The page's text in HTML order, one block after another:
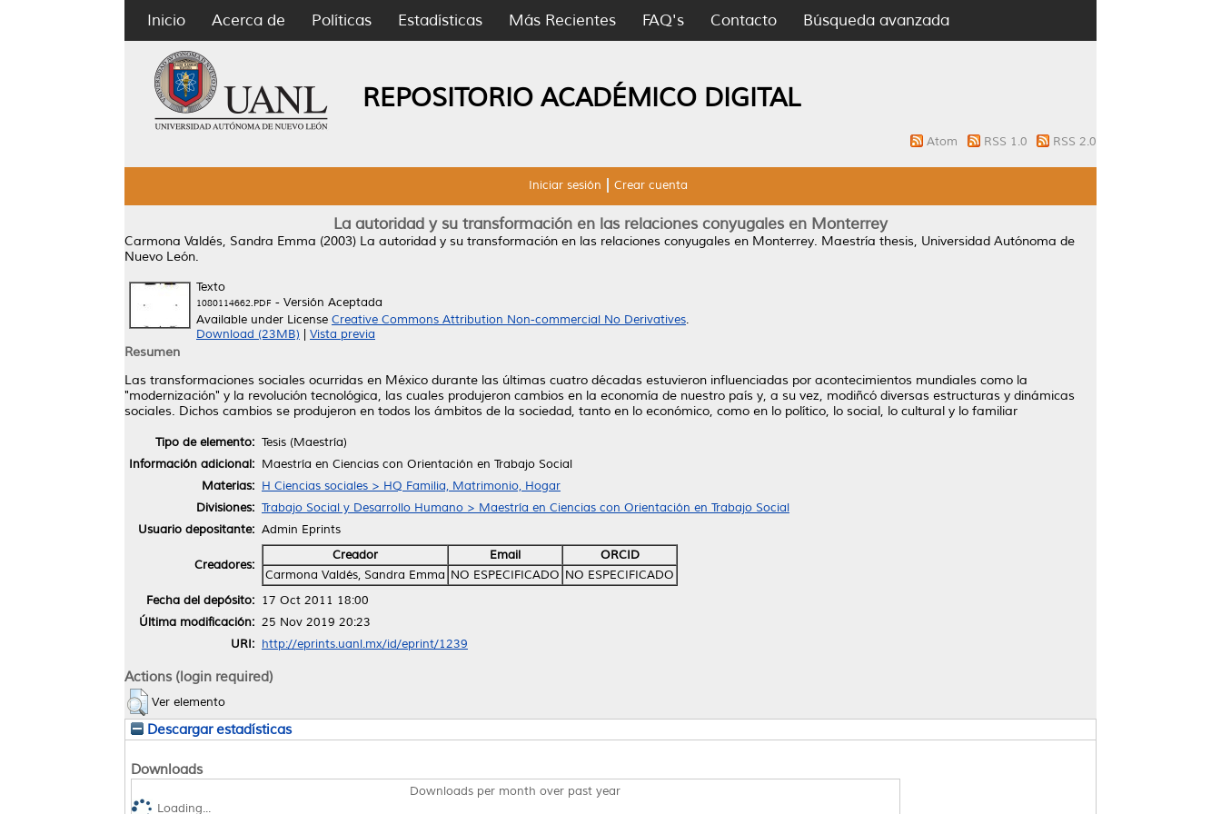
Inicio Acerca de Políticas Estadísticas Más Recientes FAQ's Contacto Búsqueda avanzada
REPOSITORIO ACADÉMICO DIGITAL
Atom RSS 1.0 RSS 2.0
Iniciar sesión Crear cuenta
La autoridad y su transformación en las relaciones conyugales en Monterrey
Carmona Valdés, Sandra Emma (2003) La autoridad y su transformación en las relaciones conyugales en Monterrey. Maestría thesis, Universidad Autónoma de
Nuevo León.
Texto
1080114662.PDF - Versión Aceptada
Available under License Creative Commons Attribution Non-commercial No Derivatives.
Download (23MB)
Vista previa
Resumen
Las transformaciones sociales ocurridas en México durante las últimas cuatro décadas estuvieron influenciadas por acontecimientos mundiales como la
"modernización" y la revolución tecnológica, las cuales produjeron cambios en la economía de nuestro país y, a su vez, modiñcó diversas estructuras y dinámicas
sociales. Dichos cambios se produjeron en todos los ámbitos de la sociedad, tanto en lo económico, como en lo político, lo social, lo cultural y lo familiar
Tipo de elemento: Tesis (Maestría)
Información adicional: Maestría en Ciencias con Orientación en Trabajo Social
Materias: H Ciencias sociales > HQ Familia, Matrimonio, Hogar
Divisiones: Trabajo Social y Desarrollo Humano > Maestría en Ciencias con Orientación en Trabajo Social
Usuario depositante: Admin Eprints
Creadores:
Creador Email
ORCID
Carmona Valdés, Sandra Emma NO ESPECIFICADO NO ESPECIFICADO
Fecha del depósito: 17 Oct 2011 18:00
Última modificación: 25 Nov 2019 20:23
URI: http://eprints.uanl.mx/id/eprint/1239
Actions (login required)
Ver elemento
Descargar estadísticas
Downloads
Downloads per month over past year
Loading...